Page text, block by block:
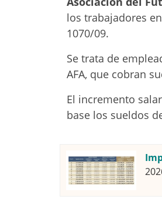
los trabajadores
1070/09.
Se trata de
AFA, que cobran
El incremento
base los sueldos